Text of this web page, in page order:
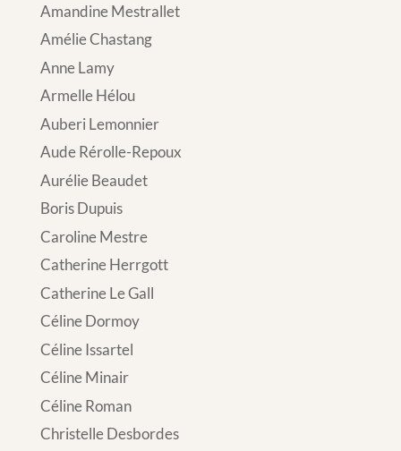
Amandine Mestrallet
Amélie Chastang
Anne Lamy
Armelle Hélou
Auberi Lemonnier
Aude Rérolle-Repoux
Aurélie Beaudet
Boris Dupuis
Caroline Mestre
Catherine Herrgott
Catherine Le Gall
Céline Dormoy
Céline Issartel
Céline Minair
Céline Roman
Christelle Desbordes